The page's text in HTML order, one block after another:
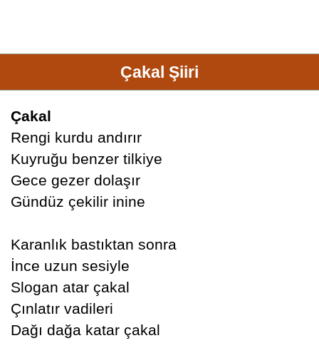
Çakal Şiiri
Çakal
Rengi kurdu andırır
Kuyruğu benzer tilkiye
Gece gezer dolaşır
Gündüz çekilir inine
Karanlık bastıktan sonra
İnce uzun sesiyle
Slogan atar çakal
Çınlatır vadileri
Dağı dağa katar çakal